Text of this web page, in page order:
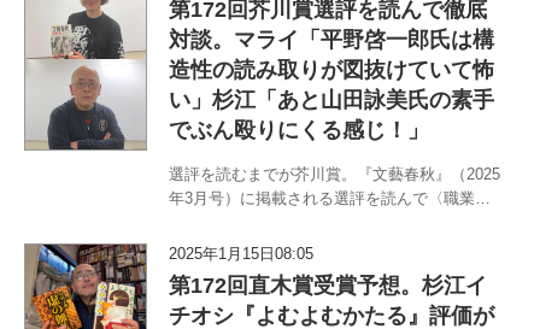
芥川賞同様、この…
第172回芥川賞選評を読んで徹底
対談。マライ「平野啓一郎氏は構
造性の読み取りが図抜けていて怖
い」杉江「あと山田詠美氏の素手
でぶん殴りにくる感じ！」
選評を読むまでが芥川賞。『文藝春秋』（2025
年3月号）に掲載される選評を読んで〈職業は
浪曲まで〉杉江松恋のチームM&Mがあれこれ考
える対談がやってまいりました。東日本大震災
の記憶が今も新た…
2025年1月15日08:05
第172回直木賞受賞予想。杉江イ
チオシ『よむよむかたる』評価が